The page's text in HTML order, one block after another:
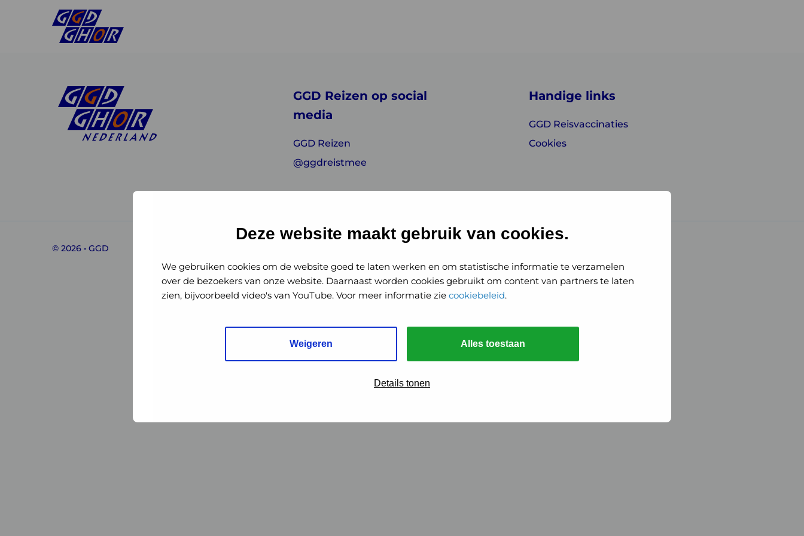
Deze website maakt gebruik van cookies.
We gebruiken cookies om de website goed te laten werken en om statistische informatie te verzamelen
over de bezoekers van onze website. Daarnaast worden cookies gebruikt om content van partners te laten
zien, bijvoorbeeld video's van YouTube. Voor meer informatie zie cookiebeleid.
Weigeren Alles toestaan
Details tonen
GHORGHOR
Nederland
GGD Reizen op social
media
GGD Reizen
@ggdreistmee
Handige links
GGD Reisvaccinaties
Cookies
© 2026 • GGD